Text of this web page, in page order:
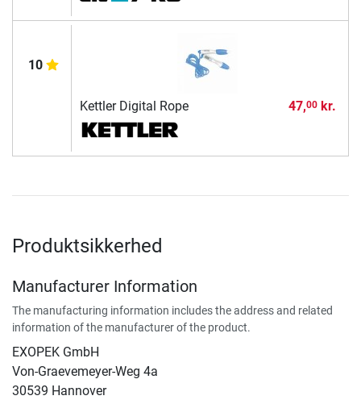
10
Kettler Digital Rope 47,00kr.
Produktsikkerhed
Manufacturer Information
The manufacturing information includes the address and related
information of the manufacturer of the product.
EXOPEK GmbH
Von-Graevemeyer-Weg 4a
30539 Hannover